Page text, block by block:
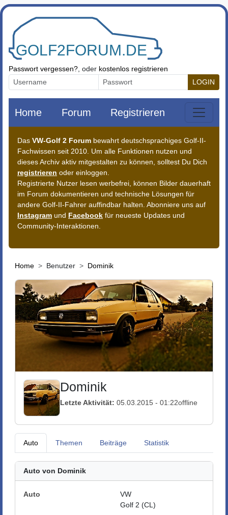
Zum Inhalt springen
Passwort vergessen? , oder kostenlos registrieren
LOGIN
Home Forum Registrieren
Das VW-Golf 2 Forum bewahrt deutschsprachiges Golf-II-
Fachwissen seit 2010. Um alle Funktionen nutzen und
dieses Archiv aktiv mitgestalten zu können, solltest Du Dich
registrieren oder einloggen.
Registrierte Nutzer lesen werbefrei, können Bilder dauerhaft
im Forum dokumentieren und technische Lösungen für
andere Golf-II-Fahrer auffindbar halten. Abonniere uns auf
Instagram und Facebook für neueste Updates und
Community-Interaktionen.
Home Benutzer Dominik
Dominik
Letzte Aktivität: 05.03.2015 - 01:22offline
Auto Themen Beiträge Statistik
Auto von Dominik
Auto
VW
Golf 2 (CL)